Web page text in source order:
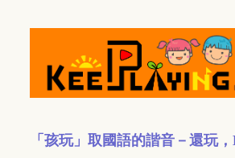
「孩玩」取國語的諧音－還玩，